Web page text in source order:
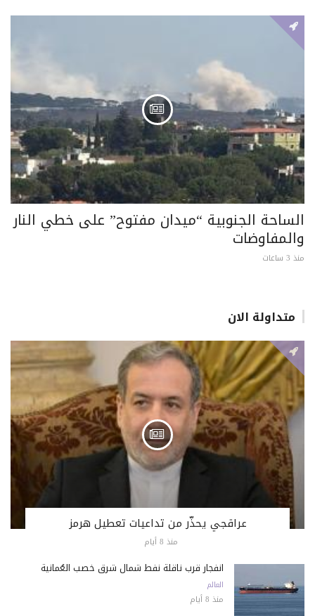
الساحة الجنوبية “ميدان مفتوح” على خطي النار
والمفاوضات
منذ 3 ساعات
متداولة الان
عراقجي يحذّر من تداعيات تعطيل هرمز
منذ 8 أيام
انفجار قرب ناقلة نفط شمال شرق خصب العُمانية
العالم
منذ 8 أيام